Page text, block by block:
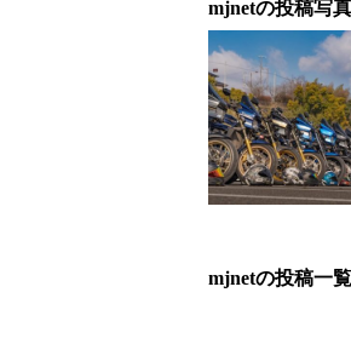
mjnetの投稿写真
mjnetの投稿一覧